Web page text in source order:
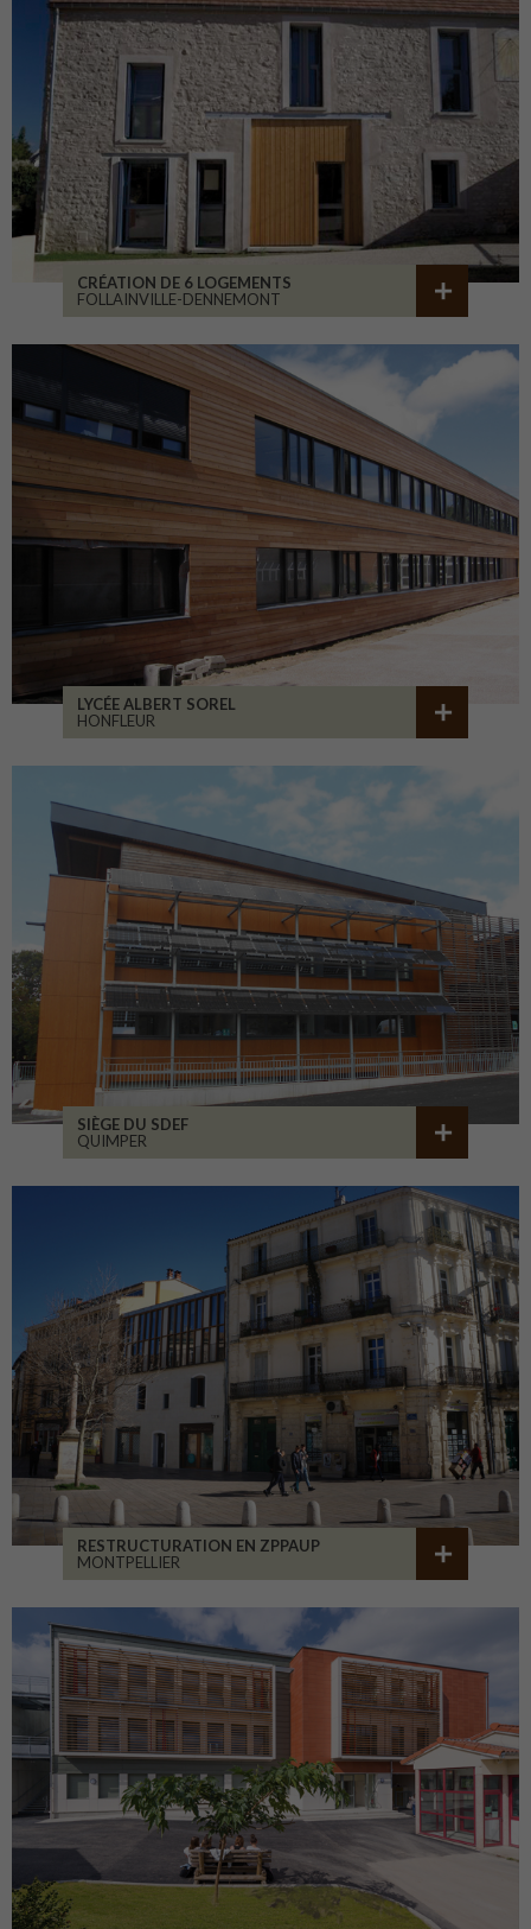
CRÉATION DE 6 LOGEMENTS
FOLLAINVILLE-DENNEMONT
LYCÉE ALBERT SOREL
HONFLEUR
SIÈGE DU SDEF
QUIMPER
RESTRUCTURATION EN ZPPAUP
MONTPELLIER